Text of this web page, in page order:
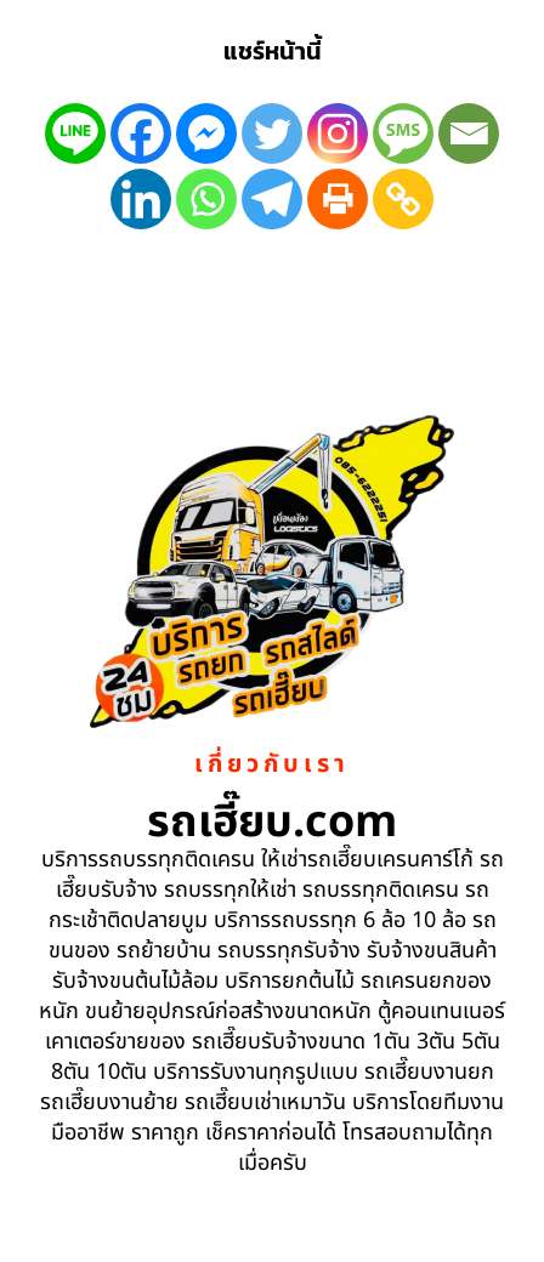
แชร์หน้านี้
เกี่ยวกับเรา
รถเฮี๊ยบ.com
บริการรถบรรทุกติดเครน ให้เช่ารถเฮี๊ยบเครนคาร์โก้ รถ
เฮี๊ยบรับจ้าง รถบรรทุกให้เช่า รถบรรทุกติดเครน รถ
กระเช้าติดปลายบูม บริการรถบรรทุก 6 ล้อ 10 ล้อ รถ
ขนของ รถย้ายบ้าน รถบรรทุกรับจ้าง รับจ้างขนสินค้า
รับจ้างขนต้นไม้ล้อม บริการยกต้นไม้ รถเครนยกของ
หนัก ขนย้ายอุปกรณ์ก่อสร้างขนาดหนัก ตู้คอนเทนเนอร์
เคาเตอร์ขายของ รถเฮี๊ยบรับจ้างขนาด 1ตัน 3ตัน 5ตัน
8ตัน 10ตัน บริการรับงานทุกรูปแบบ รถเฮี๊ยบงานยก
รถเฮี๊ยบงานย้าย รถเฮี๊ยบเช่าเหมาวัน บริการโดยทีมงาน
มืออาชีพ ราคาถูก เช็คราคาก่อนได้ โทรสอบถามได้ทุก
เมื่อครับ